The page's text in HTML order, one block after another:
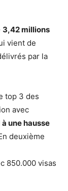
3,42 millions
vient de
par la
top 3 des
avec
une hausse
deuxième
850.000 visas